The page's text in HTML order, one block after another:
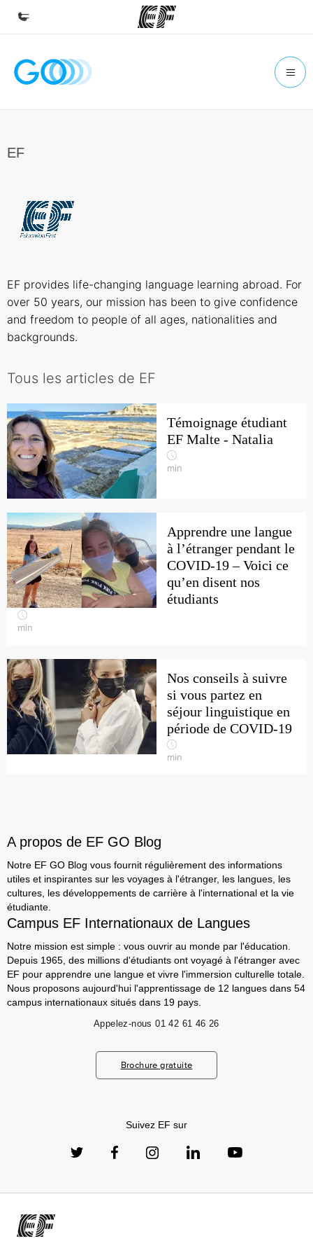
Accueil
A propos de nous
Rejoignez nos équipes
EF
EF provides life-changing language learning abroad. For
over 50 years, our mission has been to give confidence
and freedom to people of all ages, nationalities and
backgrounds.
Tous les articles de EF
Témoignage étudiant
EF Malte - Natalia
min
Apprendre une langue
à l’étranger pendant le
COVID-19 – Voici ce
qu’en disent nos
étudiants
min
Nos conseils à suivre
si vous partez en
séjour linguistique en
période de COVID-19
min
A propos de EF GO Blog
Notre EF GO Blog vous fournit régulièrement des informations
utiles et inspirantes sur les voyages à l'étranger, les langues, les
cultures, les développements de carrière à l'international et la vie
étudiante.
Campus EF Internationaux de Langues
Notre mission est simple : vous ouvrir au monde par l'éducation.
Depuis 1965, des millions d'étudiants ont voyagé à l'étranger avec
EF pour apprendre une langue et vivre l'immersion culturelle totale.
Nous proposons aujourd'hui l'apprentissage de 12 langues dans 54
campus internationaux situés dans 19 pays.
Appelez-nous 01 42 61 46 26
Brochure gratuite
Suivez EF sur